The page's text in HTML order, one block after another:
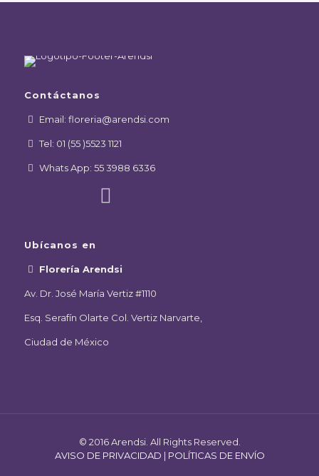
Contáctanos
Email: floreria@arendsi.com
Tel: 01 (55 )5523 1121
Whats App: 55 3988 6336
Ubícanos en
Florería Arendsi
Av. Dr. José María Vertiz #1110
Esq. Serafín Olarte Col. Vertiz Narvarte,
Ciudad de México
© 2016 Arendsi. All Rights Reserved.
AVISO DE PRIVACIDAD | POLÍTICAS DE ENVÍO